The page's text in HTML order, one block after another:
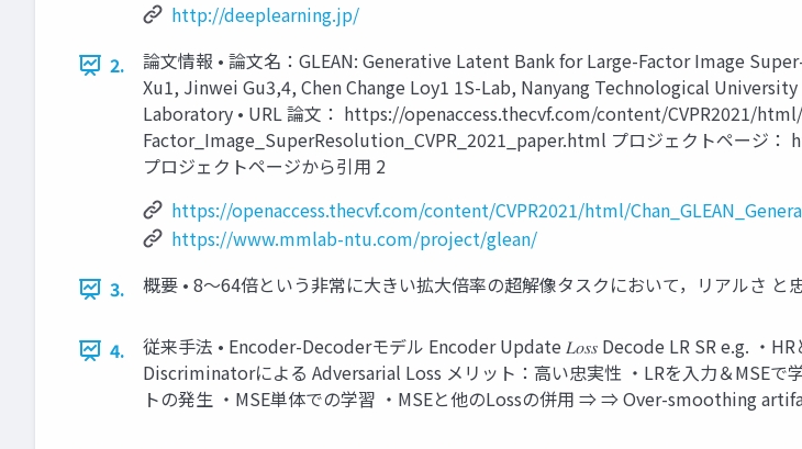
http://deeplearning.jp/
2.
論文情報 • 論文名：GLEAN: Generative Latent Bank for Large-Factor Image
Xu1, Jinwei Gu3,4, Chen Change Loy1 1S-Lab, Nanyang Technological
Laboratory • URL 論文： https://openaccess.thecvf.com/content/CVPR2021/
Factor_Image_SuperResolution_CVPR_2021_paper.html プロジェクトペー
プロジェクトページから引用 2
https://openaccess.thecvf.com/content/CVPR2021/html/
https://www.mmlab-ntu.com/project/glean/
3.
概要 • 8～64倍という非常に大きい拡大倍率の超解像タスクにおいて，リアルさ と
4.
従来手法 • Encoder-Decoderモデル Encoder Update 𝐿𝑜𝑠𝑠 Decode LR SR e.g. ・
Discriminatorによる Adversarial Loss メリット：高い忠実性 ・LRを入力＆MSE
トの発生 ・MSE単体での学習 ・MSEと他のLossの併用 ⇒ ⇒ Over-smoothing